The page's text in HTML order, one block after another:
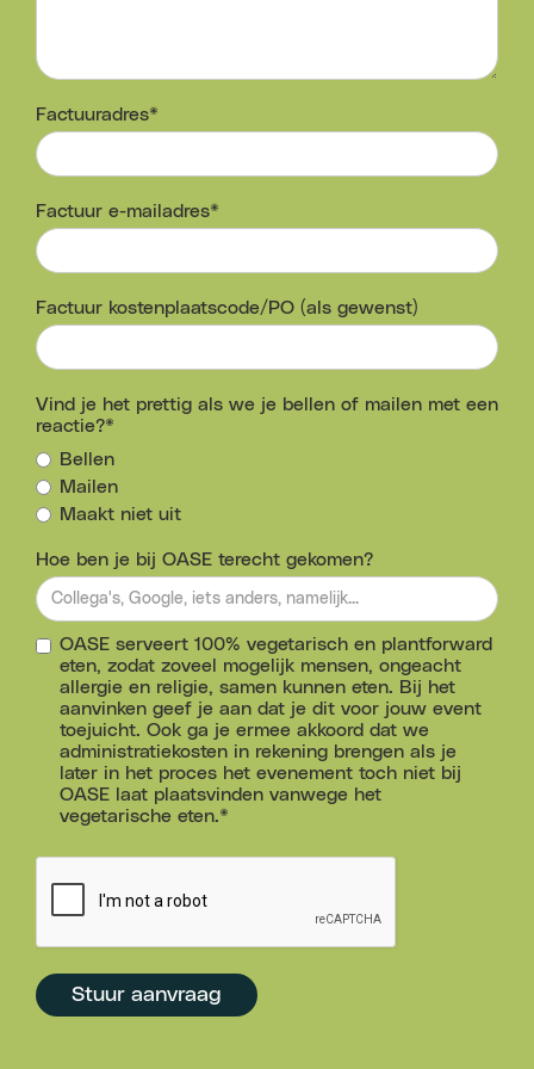
Factuuradres*
Factuur e-mailadres*
Factuur kostenplaatscode/PO (als gewenst)
Vind je het prettig als we je bellen of mailen met een
reactie?*
Bellen
Mailen
Maakt niet uit
Hoe ben je bij OASE terecht gekomen?
OASE serveert 100% vegetarisch en plantforward
eten, zodat zoveel mogelijk mensen, ongeacht
allergie en religie, samen kunnen eten. Bij het
aanvinken geef je aan dat je dit voor jouw event
toejuicht. Ook ga je ermee akkoord dat we
administratiekosten in rekening brengen als je
later in het proces het evenement toch niet bij
OASE laat plaatsvinden vanwege het
vegetarische eten.*